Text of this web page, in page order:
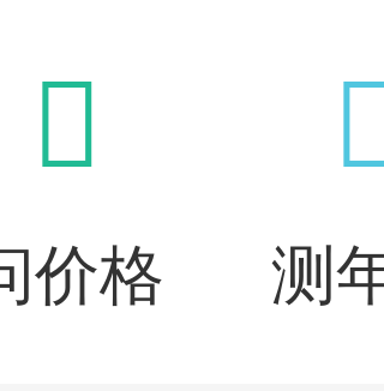
价格 测